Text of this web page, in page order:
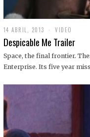
14 ABRIL, 2013
9
D
C
I
1
VIDEO
Despicable Me Trailer
Space, the final frontier.
Enterprise. Its five year